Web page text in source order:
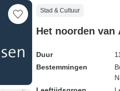
Stad & Cultuur
Het noorden van
Duur
Bestemmingen